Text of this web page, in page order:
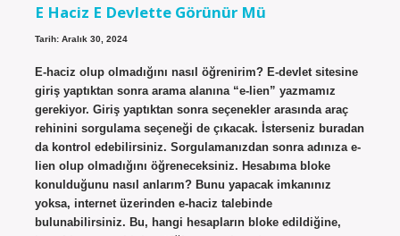
E Haciz E Devlette Görünür Mü
Tarih: Aralık 30, 2024
E-haciz olup olmadığını nasıl öğrenirim? E-devlet sitesine
giriş yaptıktan sonra arama alanına “e-lien” yazmamız
gerekiyor. Giriş yaptıktan sonra seçenekler arasında araç
rehinini sorgulama seçeneği de çıkacak. İsterseniz buradan
da kontrol edebilirsiniz. Sorgulamanızdan sonra adınıza e-
lien olup olmadığını öğreneceksiniz. Hesabıma bloke
konulduğunu nasıl anlarım? Bunu yapacak imkanınız
yoksa, internet üzerinden e-haciz talebinde
bulunabilirsiniz. Bu, hangi hesapların bloke edildiğine,